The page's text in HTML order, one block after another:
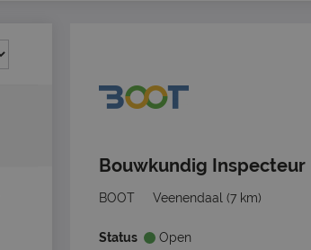
Bouwkundig Inspecteur
BOOT Veenendaal (7 km)
Status Open